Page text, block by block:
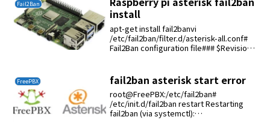
Fail2Ban
install
apt-get install fail2banvi
/etc/fail2ban/filter.d/asterisk-all.conf#
Fail2Ban configuration file### $Revision:
FreePBX fail2ban asterisk start error
root@FreePBX:/etc/fail2ban#
/etc/init.d/fail2ban restart Restarting
fail2ban (via systemctl):